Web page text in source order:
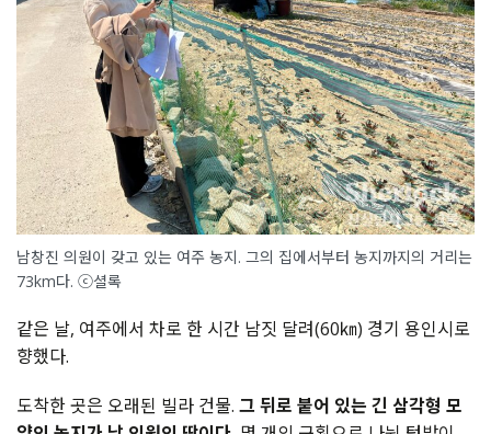
남창진 의원이 갖고 있는 여주 농지. 그의 집에서부터 농지까지의 거리는
73km다. ⓒ셜록
같은 날, 여주에서 차로 한 시간 남짓 달려(60㎞) 경기 용인시로
향했다.
도착한 곳은 오래된 빌라 건물. 그 뒤로 붙어 있는 긴 삼각형 모